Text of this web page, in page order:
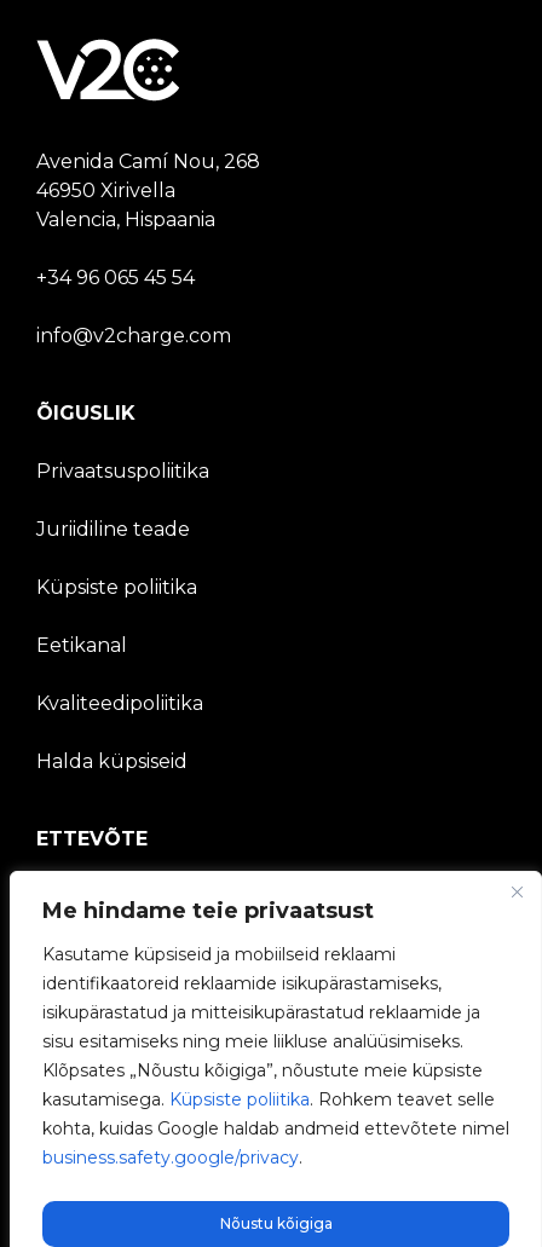
Me hindame teie privaatsust
Kasutame küpsiseid ja mobiilseid reklaami
identifikaatoreid reklaamide isikupärastamiseks,
isikupärastatud ja mitteisikupärastatud reklaamide ja
sisu esitamiseks ning meie liikluse analüüsimiseks.
Klõpsates „Nõustu kõigiga”, nõustute meie küpsiste
kasutamisega. Küpsiste poliitika. Rohkem teavet selle
kohta, kuidas Google haldab andmeid ettevõtete nimel
business.safety.google/privacy.
Nõustu kõigiga
Avenida Camí Nou, 268
46950 Xirivella
Valencia, Hispaania
+34 96 065 45 54
info@v2charge.com
ÕIGUSLIK
Privaatsuspoliitika
Juriidiline teade
Küpsiste poliitika
Eetikanal
Kvaliteedipoliitika
Halda küpsiseid
ETTEVÕTE
V2C kogukond
Töötage meiega
e-Laadijad
V2C Power
V2C Cloud